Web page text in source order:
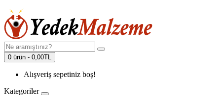
0 ürün - 0,00TL
Alışveriş sepetiniz boş!
Kategoriler